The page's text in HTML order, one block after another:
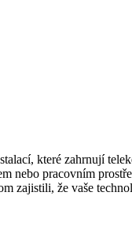
které zahrnují
nebo pracovním
zajistili, že vaše